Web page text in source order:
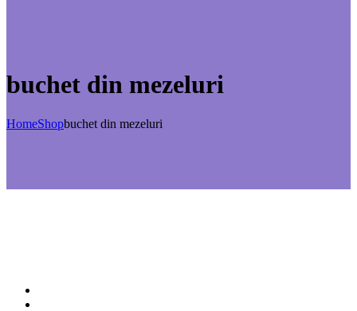
buchet din mezeluri
HomeShopbuchet din mezeluri